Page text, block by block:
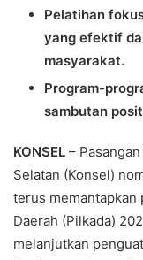
Pelatihan
yang efektif
masyarakat.
Program-
sambutan
KONSEL –
Selatan (Konsel)
terus memantapkan
Daerah (Pilkada)
melanjutkan